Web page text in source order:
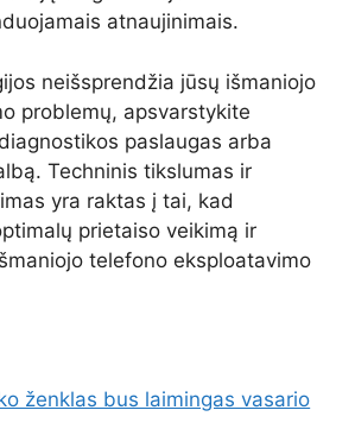
atnaujinimais.
neišsprendžia jūsų išmaniojo
problemų, apsvarstykite
paslaugas arba
Techninis tikslumas ir
yra raktas į tai, kad
prietaiso veikimą ir
telefono eksploatavimo
ženklas bus laimingas vasario